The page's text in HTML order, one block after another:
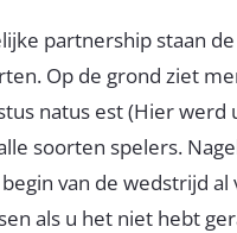
partnership staan
Op de grond ziet
natus est (Hier
soorten spelers.
van de wedstrijd
als u het niet hebt